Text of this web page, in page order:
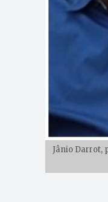
Jânio Darrot,